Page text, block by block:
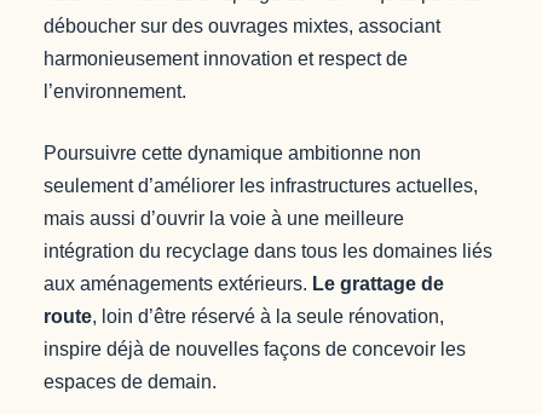
déboucher sur des ouvrages mixtes, associant
harmonieusement innovation et respect de
l’environnement.
Poursuivre cette dynamique ambitionne non
seulement d’améliorer les infrastructures actuelles,
mais aussi d’ouvrir la voie à une meilleure
intégration du recyclage dans tous les domaines liés
aux aménagements extérieurs. Le grattage de
route, loin d’être réservé à la seule rénovation,
inspire déjà de nouvelles façons de concevoir les
espaces de demain.